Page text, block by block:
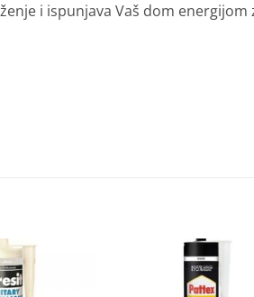
i ispunjava Vaš dom energijom